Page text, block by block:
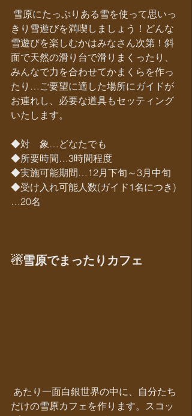
きり雪遊びを満喫しましょう！どんな
雪遊びを楽しむかはみなさん次第！斜
面で天然の滑り台で滑りまくったり、
みんなで力を合わせてかまくらを作っ
たり…ご要望に適した場所にガイドが
お連れし、必要な道具もセッティング
いたします。
◆対　象…どなたでも
◆所要時間…3時間程度
◆実施可能期間…12月下旬～3月中旬
◆受け入れ可能人数(ガイド1名につき)
…20名
☃雪原でまったりカフェ
だけの雪原カフェを作ります。スコッ